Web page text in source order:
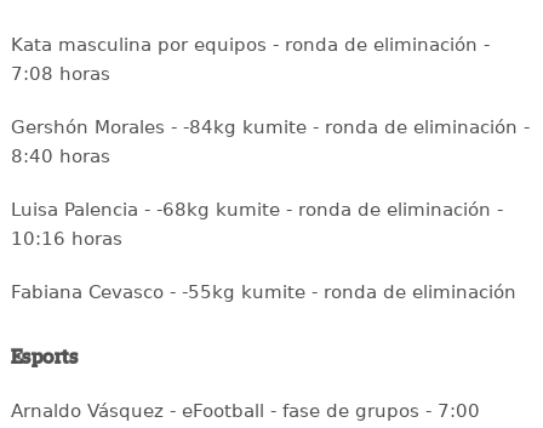
Kata masculina por equipos - ronda de eliminación -
7:08 horas
Gershón Morales - -84kg kumite - ronda de eliminación -
8:40 horas
Luisa Palencia - -68kg kumite - ronda de eliminación -
10:16 horas
Fabiana Cevasco - -55kg kumite - ronda de eliminación
Esports
Arnaldo Vásquez - eFootball - fase de grupos - 7:00